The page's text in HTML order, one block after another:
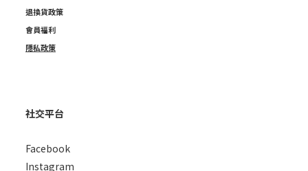
退換貨政策
會員福利
隱私政策
社交平台
Facebook
Instagram